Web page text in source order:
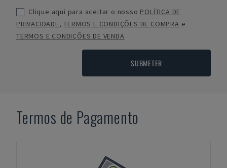
Clique aqui para aceitar o nosso POLÍTICA DE
PRIVACIDADE,TERMOS E CONDIÇÕES DE COMPRA e
TERMOS E CONDIÇÕES DE VENDA
SUBMETER
Termos de Pagamento